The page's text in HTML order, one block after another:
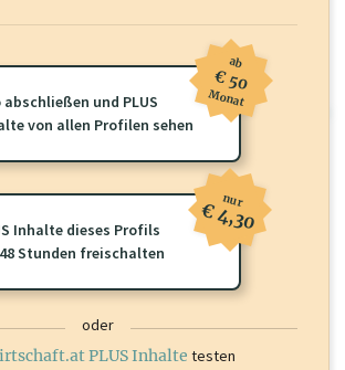
können. Schalten Sie dieses Profil frei
ein um diese Inhalte zu sehen.
abschließen und PLUS
von allen Profilen sehen
ab
€ 50
Monat
Inhalte dieses Profils
Stunden freischalten
nur
€ 4,30
oder
PLUS Inhalte testen